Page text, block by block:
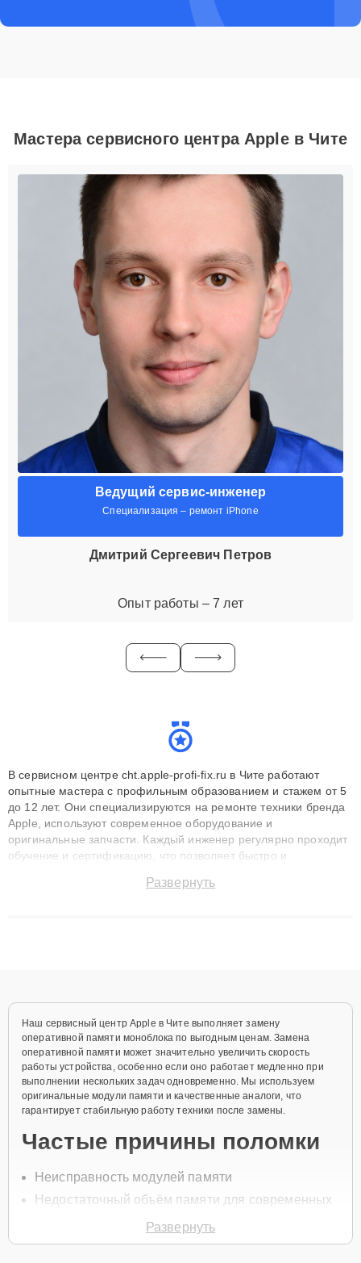
Мастера сервисного центра Apple в Чите
Ведущий сервис-инженер
Специализация – ремонт iPhone
Дмитрий Сергеевич Петров
Опыт работы – 7 лет
В сервисном центре cht.apple-profi-fix.ru в Чите работают
опытные мастера с профильным образованием и стажем от 5
до 12 лет. Они специализируются на ремонте техники бренда
Apple, используют современное оборудование и
оригинальные запчасти. Каждый инженер регулярно проходит
обучение и сертификацию, что позволяет быстро и
сохранением гарантии до 3 лет. Наши мастера решают
Развернуть
Наш сервисный центр Apple в Чите выполняет замену
оперативной памяти моноблока по выгодным ценам. Замена
оперативной памяти может значительно увеличить скорость
работы устройства, особенно если оно работает медленно при
выполнении нескольких задач одновременно. Мы используем
оригинальные модули памяти и качественные аналоги, что
гарантирует стабильную работу техники после замены.
Частые причины поломки
Неисправность модулей памяти
Недостаточный объём памяти для современных
Перегрев модулей памяти
Развернуть